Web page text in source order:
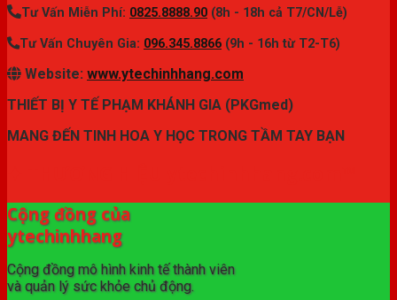
Tư Vấn Miễn Phí: 0825.8888.90 (8h - 18h cả T7/CN/Lễ)
Tư Vấn Chuyên Gia: 096.345.8866 (9h - 16h từ T2-T6)
Website: www.ytechinhhang.com
THIẾT BỊ Y TẾ PHẠM KHÁNH GIA (PKGmed)
MANG ĐẾN TINH HOA Y HỌC TRONG TẦM TAY BẠN
Cộng đồng của
ytechinhhang
Cộng đồng mô hình kinh tế thành viên
và quản lý sức khỏe chủ động.